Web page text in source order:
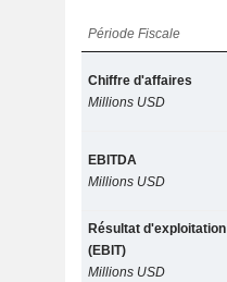
Période Fiscale
Chiffre d'affaires
Millions USD
EBITDA
Millions USD
Résultat d'exploitation
(EBIT)
Millions USD